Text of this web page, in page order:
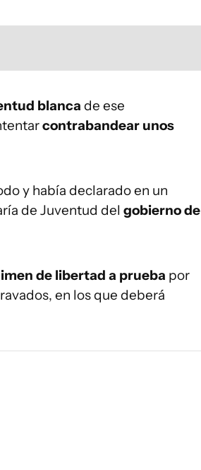
blanca de ese
contrabandear unos
y había declarado en un
de Juventud del gobierno de
de libertad a prueba por
en los que deberá